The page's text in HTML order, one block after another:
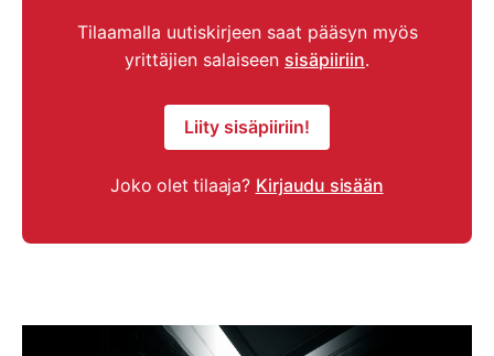
Tilaamalla uutiskirjeen saat pääsyn myös
yrittäjien salaiseen sisäpiiriin.
Liity sisäpiiriin!
Joko olet tilaaja? Kirjaudu sisään